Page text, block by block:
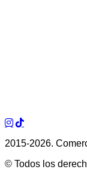
2015-2026.
© Todos los